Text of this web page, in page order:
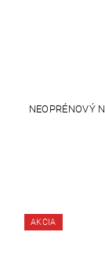
NEOPRÉNOVÝ
AKCIA